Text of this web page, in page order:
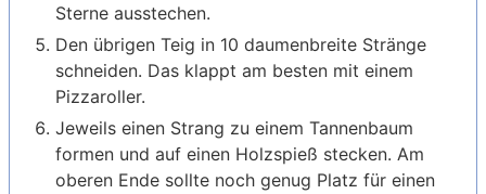
Sterne ausstechen.
Den übrigen Teig in 10 daumenbreite Stränge
schneiden. Das klappt am besten mit einem
Pizzaroller.
Jeweils einen Strang zu einem Tannenbaum
formen und auf einen Holzspieß stecken. Am
oberen Ende sollte noch genug Platz für einen